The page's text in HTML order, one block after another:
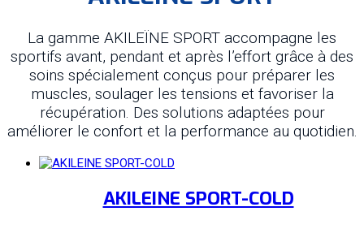
La gamme AKILEÏNE SPORT accompagne les
sportifs avant, pendant et après l’effort grâce à des
soins spécialement conçus pour préparer les
muscles, soulager les tensions et favoriser la
récupération. Des solutions adaptées pour
améliorer le confort et la performance au quotidien.
AKILEINE SPORT-COLD